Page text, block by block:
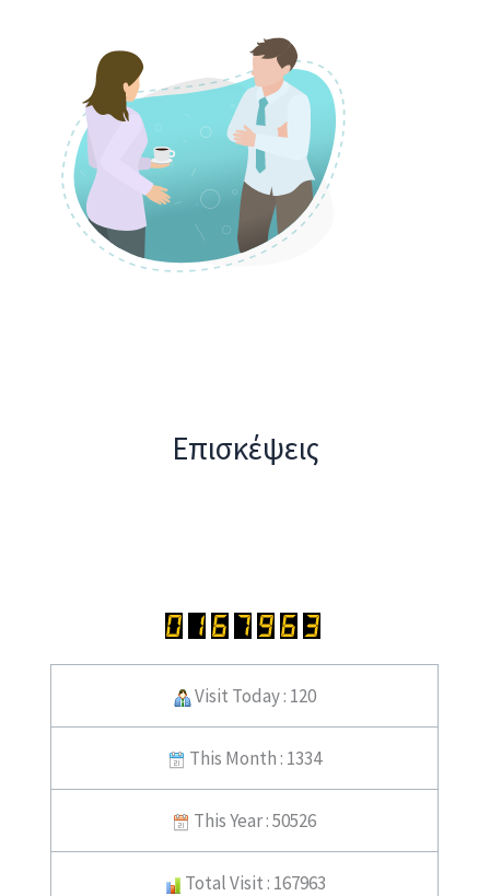
Επισκέψεις
Visit Today : 120
This Month : 1334
This Year : 50526
Total Visit : 167963